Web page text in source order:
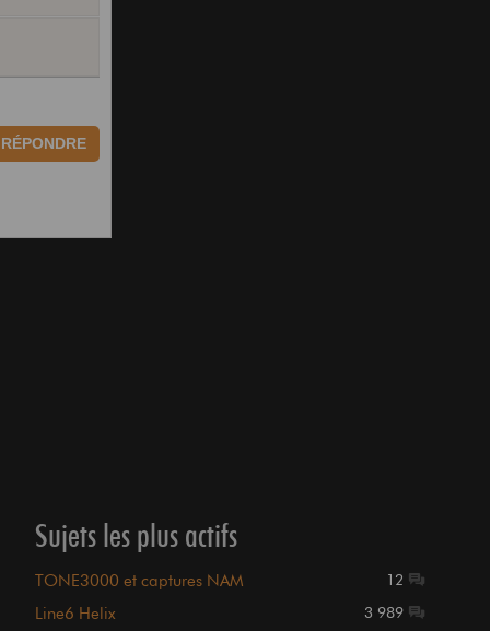
RÉPONDRE
Sujets les plus actifs
TONE3000 et captures NAM 12
Line6 Helix 3 989